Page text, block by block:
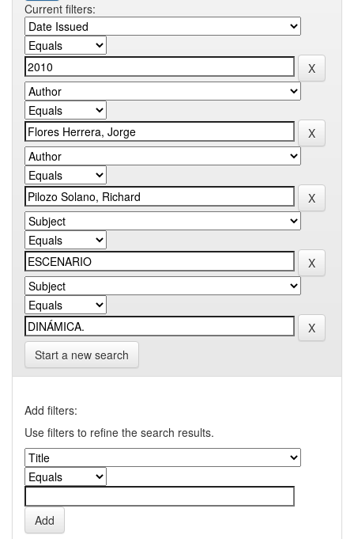
Current filters:
Start a new search
Add filters:
Use filters to refine the search results.